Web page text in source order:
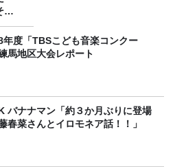
種
年度「TBSこども音楽コンクー
馬地区大会レポート
に登場
春菜さんとイロモネア話！！」